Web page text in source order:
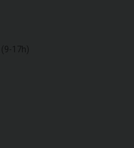
(9-17h)